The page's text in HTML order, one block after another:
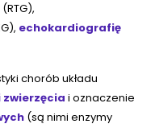
(RTG),
echokardiografię
chorób układu
zwierzęcia i oznaczenie
(są nimi enzymy